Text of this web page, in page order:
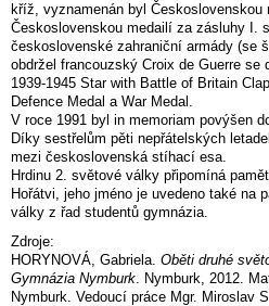
kříž, vyznamenán byl Československou
Československou medailí za zásluhy I.
československé zahraniční armády (se
obdržel francouzský Croix de Guerre se
1939-1945 Star with Battle of Britain
Defence Medal a War Medal.
V roce 1991 byl in memoriam povýšen
Díky sestřelům pěti nepřátelských
mezi československá stíhací esa.
Hrdinu 2. světové války připomíná
Hořátvi, jeho jméno je uvedeno také na
války z řad studentů gymnázia.
Zdroje:
HORYNOVÁ, Gabriela. Oběti druhé
Gymnázia Nymburk. Nymburk, 2012.
Nymburk. Vedoucí práce Mgr. Miroslav